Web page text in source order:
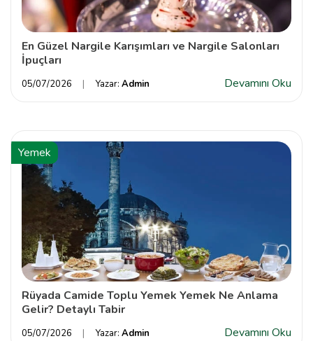
En Güzel Nargile Karışımları ve Nargile Salonları
İpuçları
05/07/2026 Yazar: Admin Devamını Oku
Yemek
Rüyada Camide Toplu Yemek Yemek Ne Anlama
Gelir? Detaylı Tabir
05/07/2026 Yazar: Admin Devamını Oku